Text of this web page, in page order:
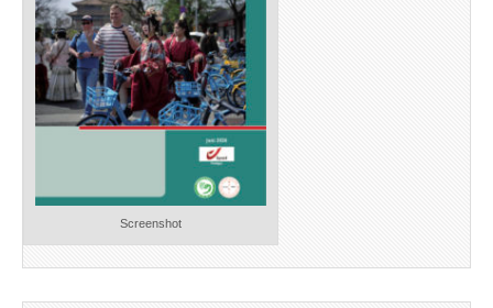
Screenshot